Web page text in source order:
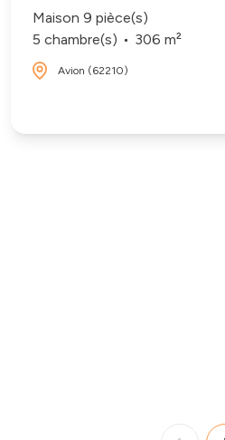
Maison 9 pièce(s)
5 chambre(s)
306 m²
Avion (62210)